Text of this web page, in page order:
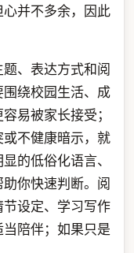
并不多余，因此
、表达方式和阅
绕校园生活、成
易被家长接受；
不健康暗示，就
的低俗化语言、
你快速判断。阅
设定、学习写作
陪伴；如果只是